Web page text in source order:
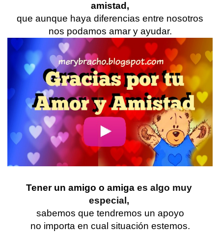
amistad,
que aunque haya diferencias entre nosotros
nos podamos amar y ayudar.
Tener un amigo o amiga es algo muy
especial,
sabemos que tendremos un apoyo
no importa en cual situación estemos.